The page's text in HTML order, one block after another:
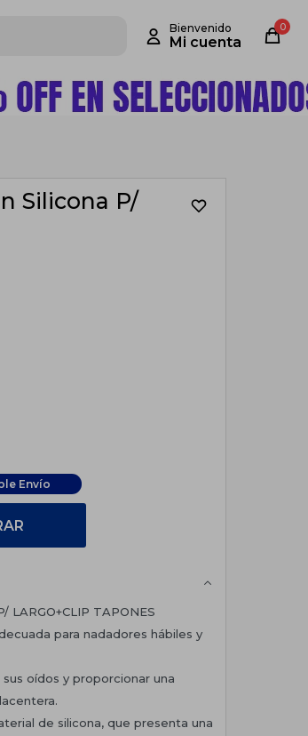
0
Silicona P/
Envío
LARGO+CLIP TAPONES
para nadadores hábiles y
oídos y proporcionar una
de silicona, que presenta una